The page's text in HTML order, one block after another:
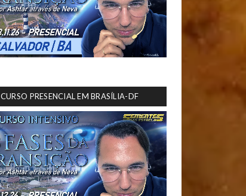
CURSO PRESENCIAL EM BRASÍLIA-DF